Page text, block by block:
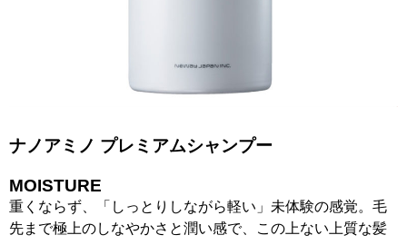
ナノアミノ プレミアムシャンプー
MOISTURE
重くならず、「しっとりしながら軽い」未体験の感覚。毛
先まで極上のしなやかさと潤い感で、この上ない上質な髪